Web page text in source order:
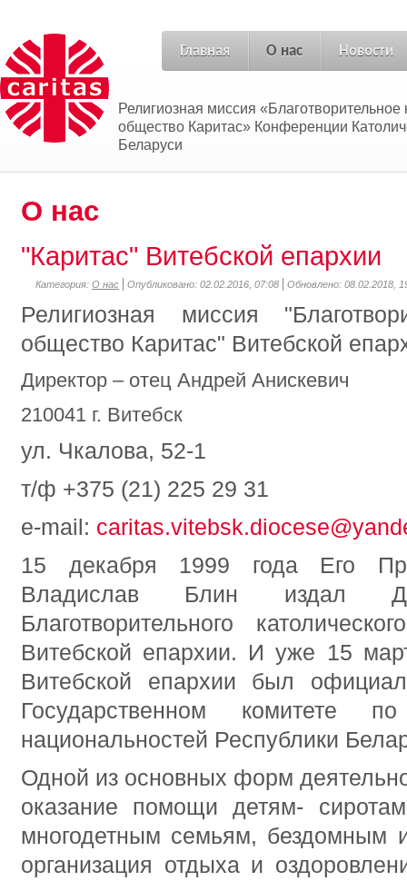
Главная О нас Новости
Религиозная миссия «Благотворительное
общество Каритас» Конференции
Беларуси
О нас
"Каритас" Витебской епархии
Категория: О нас Опубликовано: 02.02.2016, 07:08 Обновлено: 08.02.2018,
Религиозная миссия
общество Каритас" Витебской
Директор – отец Андрей Анискевич
210041 г. Витебск
ул. Чкалова, 52-1
т/ф +375 (21) 225 29 31
e-mail:
15 декабря 1999 года Его
Владислав Блин издал
Благотворительного
Витебской епархии. И уже 15
Витебской епархии был
Государственном
национальностей Республики
Одной из основных форм
оказание помощи детям-
многодетным семьям, бездомным
организация отдыха и